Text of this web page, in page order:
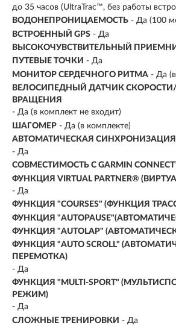
до 35 часов (UltraTrac™, без работы
ВОДОНЕПРОНИЦАЕМОСТЬ - Да (100
ВСТРОЕННЫЙ GPS - Да
ВЫСОКОЧУВСТВИТЕЛЬНЫЙ
ПУТЕВЫЕ ТОЧКИ - Да
МОНИТОР СЕРДЕЧНОГО РИТМА - Да
ВЕЛОСИПЕДНЫЙ ДАТЧИК
ВРАЩЕНИЯ
- Да (в комплект не входит)
ШАГОМЕР - Да (в комплекте)
АВТОМАТИЧЕСКАЯ
- Да
СОВМЕСТИМОСТЬ С GARMIN
ФУНКЦИЯ VIRTUAL PARTNER®
- Да
ФУНКЦИЯ "СOURSES" (ФУНКЦИЯ
ФУНКЦИЯ
ФУНКЦИЯ "AUTOLAP"
ФУНКЦИЯ "AUTO SCROLL"
ПЕРЕМОТКА)
- Да
ФУНКЦИЯ "MULTI-SPORT"
РЕЖИМ)
- Да
СЛОЖНЫЕ ТРЕНИРОВКИ - Да